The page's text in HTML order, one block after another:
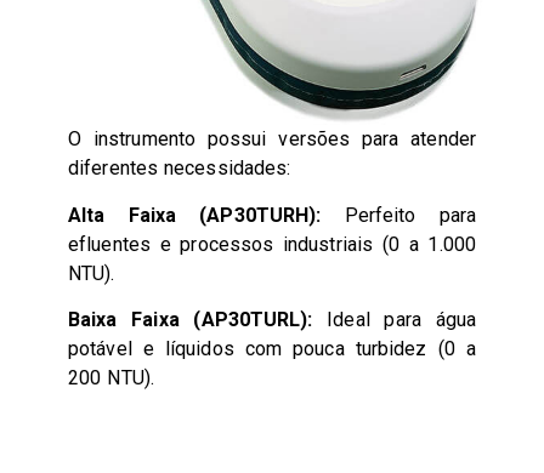
O instrumento possui versões para atender
diferentes necessidades:
Alta Faixa (AP30TURH): Perfeito para
efluentes e processos industriais (0 a 1.000
NTU).
Baixa Faixa (AP30TURL): Ideal para água
potável e líquidos com pouca turbidez (0 a
200 NTU).